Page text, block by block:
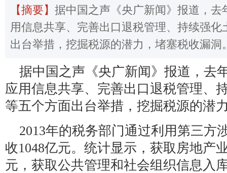
【摘要】 据中国之声《央广新闻》报道，
用信息共享、完善出口退税管理、持续强
出台举措，挖掘税源的潜力，堵塞税收漏洞
据中国之声《央广新闻》报道，去
应用信息共享、完善出口退税管理、
等五个方面出台举措，挖掘税源的潜
2013年的税务部门通过利用第三方
收1048亿元。统计显示，获取房地产
元，获取公共管理和社会组织信息入